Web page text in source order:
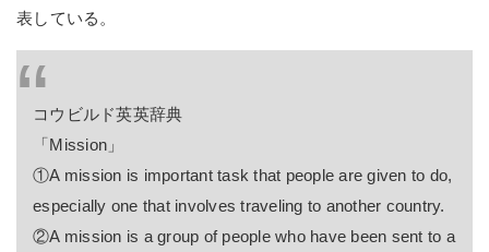
表している。
コウビルド英英辞典
「Mission」
①A mission is important task that people are given to do,
especially one that involves traveling to another country.
②A mission is a group of people who have been sent to a